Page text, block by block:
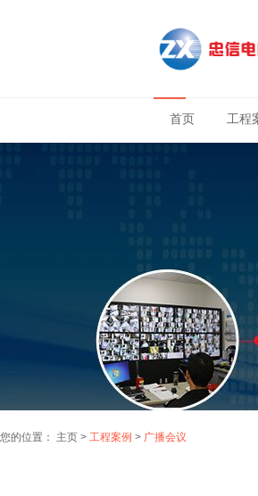
首页 工程
您的位置： 主页 > 工程案例 > 广播会议